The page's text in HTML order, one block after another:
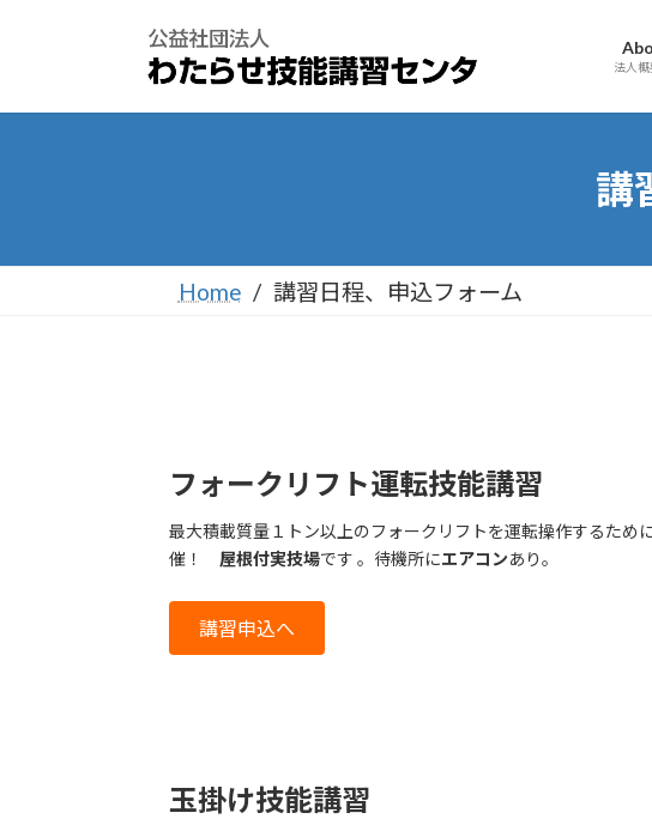
プ
動
法人
講
Home 講習日程、申込フォーム
フォークリフト運転技能講習
最大積載質量１トン以上のフォークリフトを運転操作するため
催！ 屋根付実技場です 。待機所にエアコンあり。
講習申込へ
玉掛け技能講習